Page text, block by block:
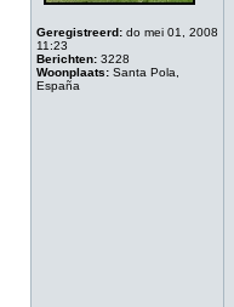
Geregistreerd: do mei 01, 2008
11:23
Berichten: 3228
Woonplaats: Santa Pola,
España